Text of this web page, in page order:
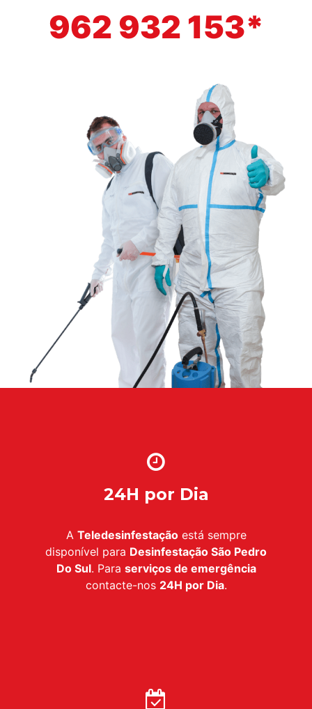
962 932 153*
24H por Dia
A Teledesinfestaçãoestá sempre
disponível para Desinfestação São Pedro
Do Sul. Para serviços de emergência
contacte-nos 24H por Dia.